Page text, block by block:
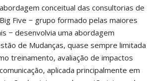
conceitual das consultorias de
Five − grupo formado pelas maiores
− desenvolvia uma abordagem
de Mudanças, quase sempre limitada
treinamento, avaliação de impactos
aplicada principalmente em